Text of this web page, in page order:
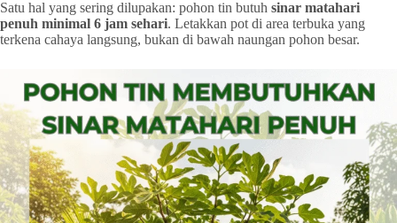
Satu hal yang sering dilupakan: pohon tin butuh sinar matahari
penuh minimal 6 jam sehari. Letakkan pot di area terbuka yang
terkena cahaya langsung, bukan di bawah naungan pohon besar.